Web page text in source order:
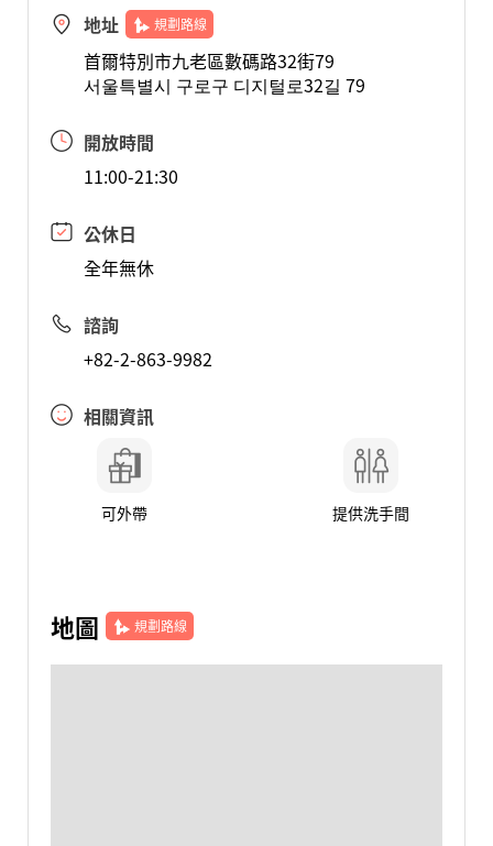
地址 規劃路線
首爾特別市九老區數碼路32街79
서울특별시 구로구 디지털로32길 79
開放時間
11:00-21:30
公休日
全年無休
諮詢
+82-2-863-9982
相關資訊
可外帶 提供洗手間
地圖 規劃路線